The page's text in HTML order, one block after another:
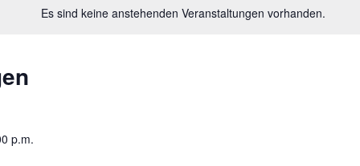
Es sind keine anstehenden Veranstaltungen vorhanden.
p.m.